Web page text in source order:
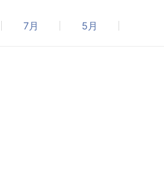
7月 5月